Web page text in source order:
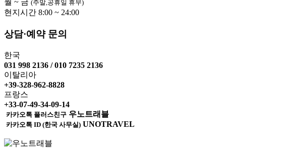
월 ~ 금 (주말,공휴일 휴무)
현지시간 8:00 ~ 24:00
상담·예약 문의
한국
031 998 2136 / 010 7235 2136
이탈리아
+39-328-962-8828
프랑스
+33-07-49-34-09-14
카카오톡 플러스친구 우노트래블
카카오톡 ID (한국 사무실) UNOTRAVEL